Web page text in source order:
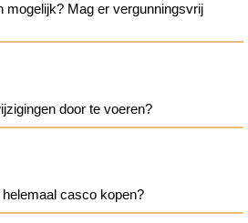
mogelijk? Mag er vergunningsvrij
door te voeren?
casco kopen?